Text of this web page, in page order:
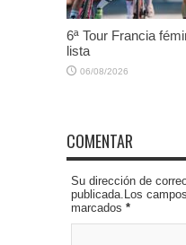
6ª Tour Francia
lista
06/08/2026
COMENTAR
Su dirección de
publicada.Los
marcados *